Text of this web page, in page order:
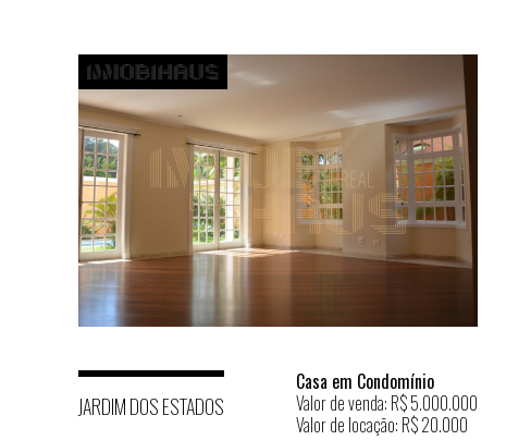
JARDIM DOS ESTADOS
Casa em Condomínio
Valor de venda: R$ 5.000.000
Valor de locação: R$ 20.000